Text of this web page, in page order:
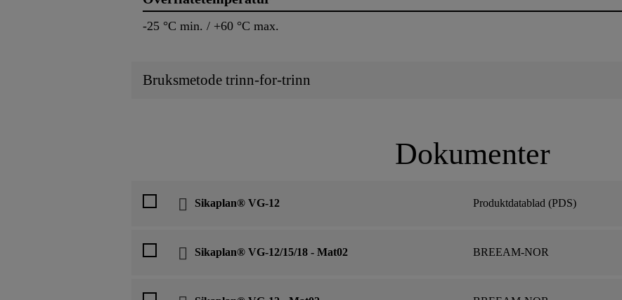
-25 °C min. / +60 °C max.
Bruksmetode trinn-for-trinn
Dokumenter
Sikaplan® VG-12 Produktdatablad (PDS)
Sikaplan® VG-12/15/18 - Mat02 BREEAM-NOR